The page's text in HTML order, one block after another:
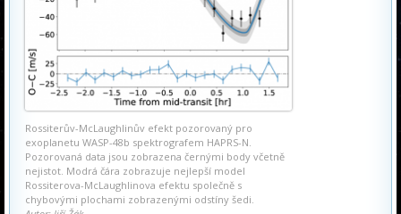
Rossiterův-McLaughlinův efekt pozorovaný pro
exoplanetu WASP-48b spektrografem HAPRS-N.
Pozorovaná data jsou zobrazena černými body včetně
nejistot. Modrá čára zobrazuje nejlepší model
Rossiterova-McLaughlinova efektu společně s
chybovými plochami zobrazenými odstíny šedi.